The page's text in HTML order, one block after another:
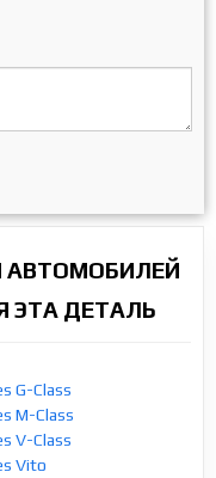
АВТОМОБИЛЕЙ
ЭТА ДЕТАЛЬ
G-Class
M-Class
V-Class
Vito